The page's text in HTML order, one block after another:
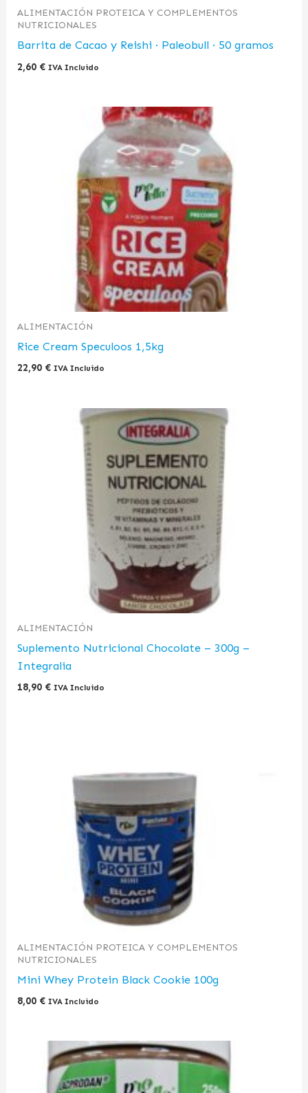
ALIMENTACIÓN PROTEICA Y COMPLEMENTOS
NUTRICIONALES
Barrita de Cacao y Reishi · Paleobull · 50 gramos
2,60 € IVA Incluido
ALIMENTACIÓN
Rice Cream Speculoos 1,5kg
22,90 € IVA Incluido
ALIMENTACIÓN
Suplemento Nutricional Chocolate – 300g –
Integralia
18,90 € IVA Incluido
ALIMENTACIÓN PROTEICA Y COMPLEMENTOS
NUTRICIONALES
Mini Whey Protein Black Cookie 100g
8,00 € IVA Incluido